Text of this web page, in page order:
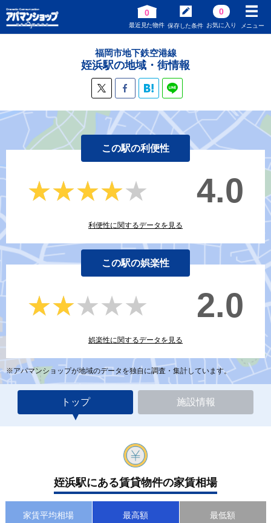
0
最近見た物件 保存した条件
0
お気に入り メニュー
福岡市地下鉄空港線
姪浜駅の地域・街情報
この駅の利便性
★★★★★
★★★★★ 4.0
利便性に関するデータを見る
この駅の娯楽性
★★★★★
★★★★★ 2.0
娯楽性に関するデータを見る
※アパマンショップが地域のデータを独自に調査・集計しています。
トップ 施設情報
姪浜駅にある賃貸物件の家賃相場
家賃平均相場 最高額 最低額